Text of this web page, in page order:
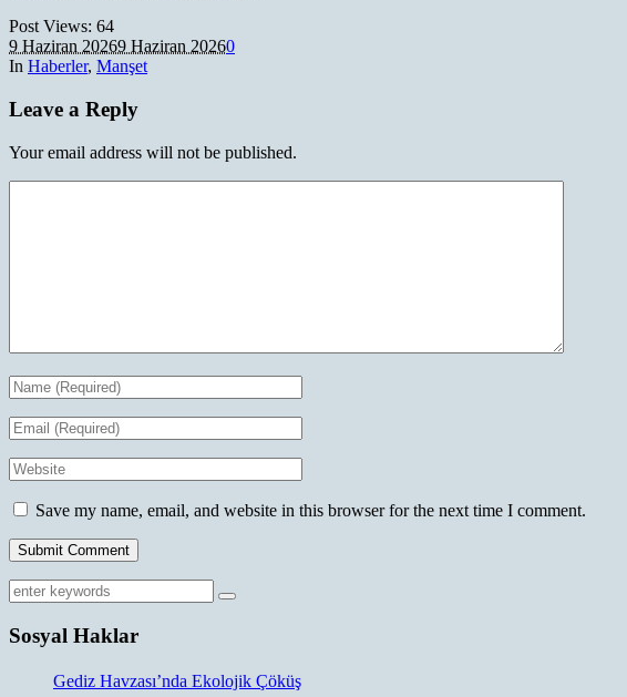
Post Views: 64
9 Haziran 20269 Haziran 20260
In Haberler, Manşet
Leave a Reply
Your email address will not be published.
Save my name, email, and website in this browser for the next time I comment.
Sosyal Haklar
Gediz Havzası’nda Ekolojik Çöküş